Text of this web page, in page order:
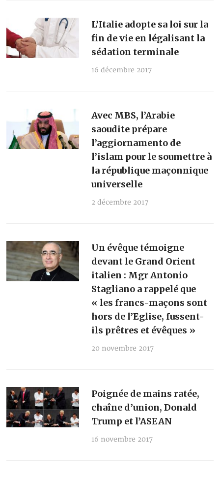
L’Italie adopte sa loi sur la
fin de vie en légalisant la
sédation terminale
16 décembre 2017
Avec MBS, l’Arabie
saoudite prépare
l’aggiornamento de
l’islam pour le soumettre à
la république maçonnique
universelle
2 décembre 2017
Un évêque témoigne
devant le Grand Orient
italien : Mgr Antonio
Stagliano a rappelé que
« les francs-maçons sont
hors de l’Eglise, fussent-
ils prêtres et évêques »
20 novembre 2017
Poignée de mains ratée,
chaîne d’union, Donald
Trump et l’ASEAN
16 novembre 2017